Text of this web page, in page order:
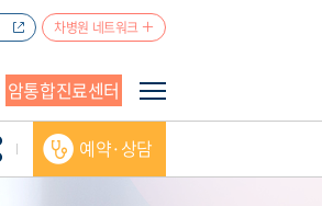
차병원 네트워크
암통합진료센터
예약·상담